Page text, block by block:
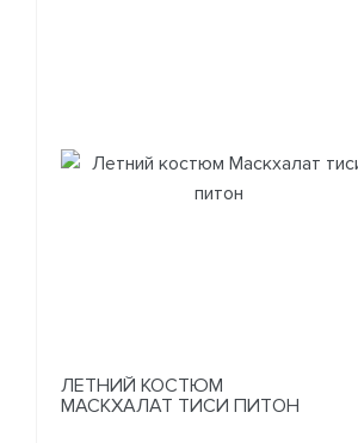
ЛЕТНИЙ КОСТЮМ
МАСКХАЛАТ ТИСИ ПИТОН